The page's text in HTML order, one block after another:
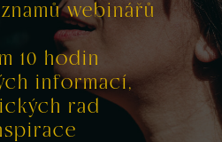
webinářů
10 hodin
informací,
rad